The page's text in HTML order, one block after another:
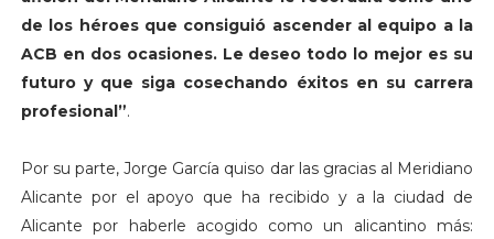
de los héroes que consiguió ascender al equipo a la
ACB en dos ocasiones. Le deseo todo lo mejor es su
futuro y que siga cosechando éxitos en su carrera
profesional”.
Por su parte, Jorge García quiso dar las gracias al Meridiano
Alicante por el apoyo que ha recibido y a la ciudad de
Alicante por haberle acogido como un alicantino más: